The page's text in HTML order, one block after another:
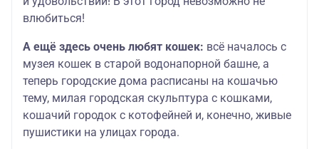
влюбиться!
А ещё здесь очень любят кошек: всё началось с
музея кошек в старой водонапорной башне, а
теперь городские дома расписаны на кошачью
тему, милая городская скульптура с кошками,
кошачий городок с котофейней и, конечно, живые
пушистики на улицах города.